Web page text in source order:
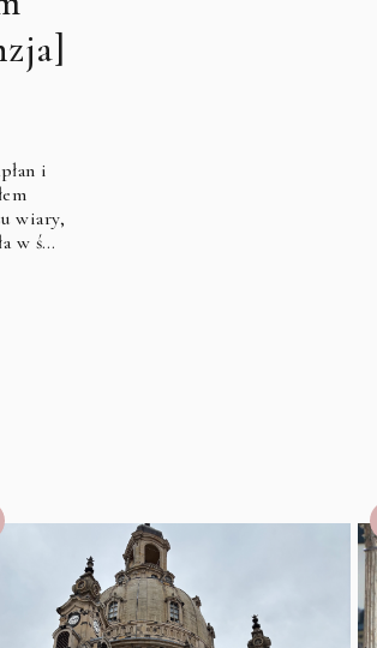
i
wiary,
w ś…